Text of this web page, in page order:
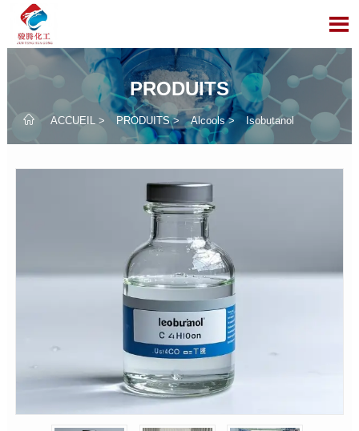

PRODUITS
 ACCUEIL > PRODUITS> Alcools> Isobutanol